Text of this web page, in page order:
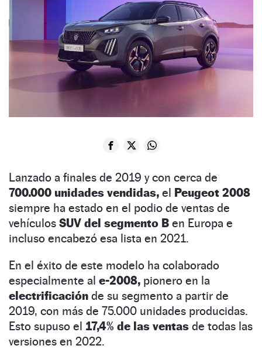
Lanzado a finales de 2019 y con cerca de
700.000 unidades vendidas, el Peugeot 2008
siempre ha estado en el podio de ventas de
vehículos SUV del segmento B en Europa e
incluso encabezó esa lista en 2021.
En el éxito de este modelo ha colaborado
especialmente al e-2008, pionero en la
electrificación de su segmento a partir de
2019, con más de 75.000 unidades producidas.
Esto supuso el 17,4% de las ventas de todas las
versiones en 2022.